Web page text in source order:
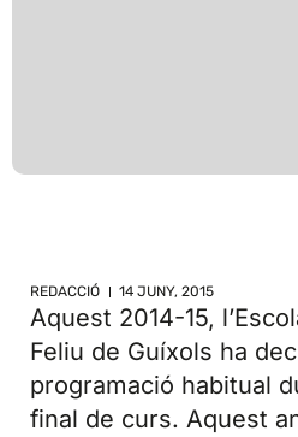
REDACCIÓ 14 JUNY, 2015
Aquest 2014-15,
Feliu de Guíxols ha
programació habitual
final de curs. Aquest